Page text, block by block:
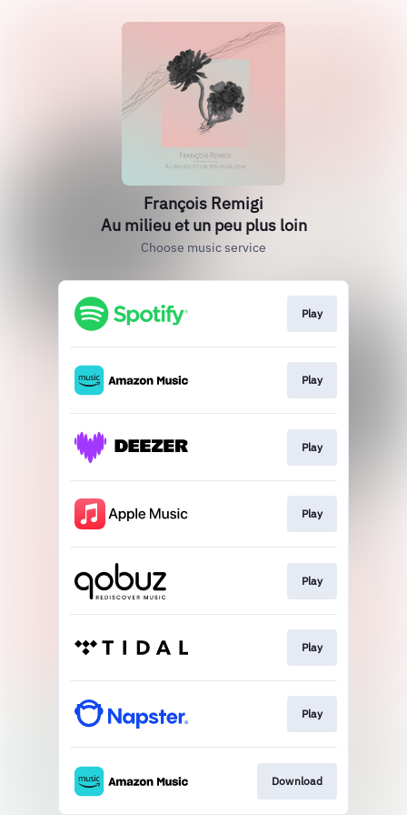
François Remigi
Au milieu et un peu plus loin
Choose music service
Play
Play
Play
Play
Play
Play
Play
Download